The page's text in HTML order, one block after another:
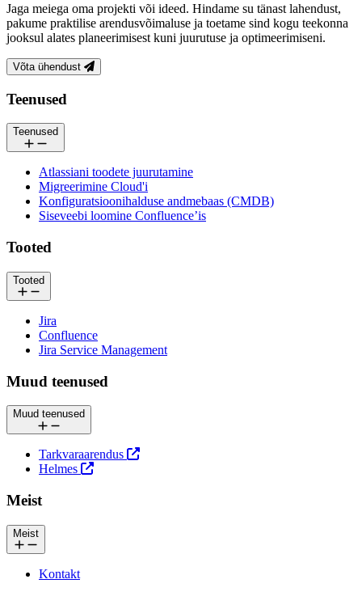
Jaga meiega oma projekti või ideed. Hindame su tänast lahendust,
pakume praktilise arendusvõimaluse ja toetame sind kogu teekonna
jooksul alates planeerimisest kuni juurutuse ja optimeerimiseni.
Võta ühendust
Jalus
Teenused
Teenused
Atlassiani toodete juurutamine
Migreerimine Cloud'i
Konfiguratsioonihalduse andmebaas (CMDB)
Siseveebi loomine Confluence’is
Tooted
Tooted
Jira
Confluence
Jira Service Management
Muud teenused
Muud teenused
Tarkvaraarendus
Helmes
Meist
Meist
Kontakt